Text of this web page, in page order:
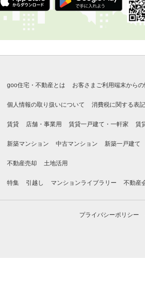
goo住宅・不動産とは お客さまご利用端末から
個人情報の取り扱いについて 消費税に関する表
賃貸 店舗・事業用 賃貸一戸建て・一軒家 賃
新築マンション 中古マンション 新築一戸建て
不動産売却 土地活用
特集 引越し マンションライブラリー 不動産
プライバシーポリシー